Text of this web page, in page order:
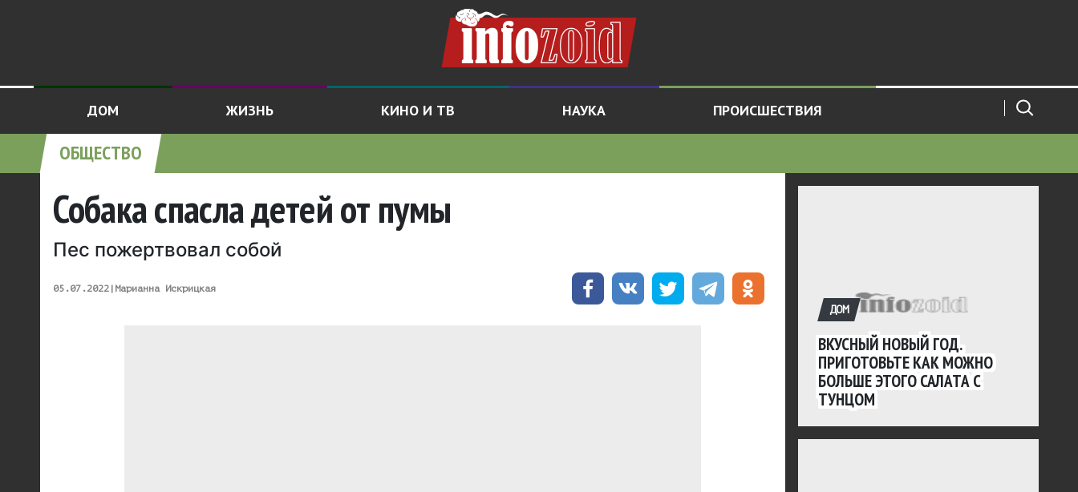
ДОМ ЖИЗНЬ КИНО И ТВ НАУКА ПРОИСШЕСТВИЯ
ОБЩЕСТВО
Собака спасла детей от пумы
Пес пожертвовал собой
05.07.2022| Марианна Искрицкая
ДОМ
ВКУСНЫЙ НОВЫЙ ГОД.
ПРИГОТОВЬТЕ КАК МОЖНО
БОЛЬШЕ ЭТОГО САЛАТА С
ТУНЦОМ